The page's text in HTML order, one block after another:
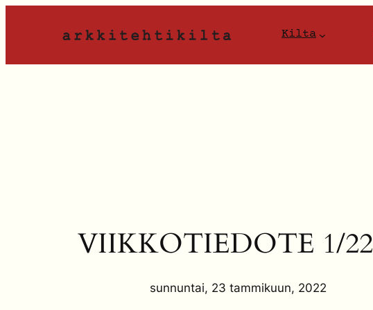
Kilta
VIIKKOTIEDOTE 1/22
sunnuntai, 23 tammikuun, 2022